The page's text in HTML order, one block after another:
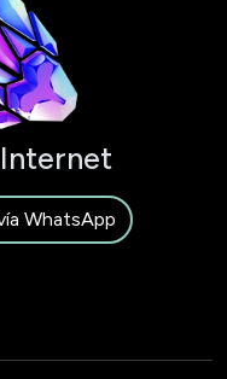
Internet
WhatsApp